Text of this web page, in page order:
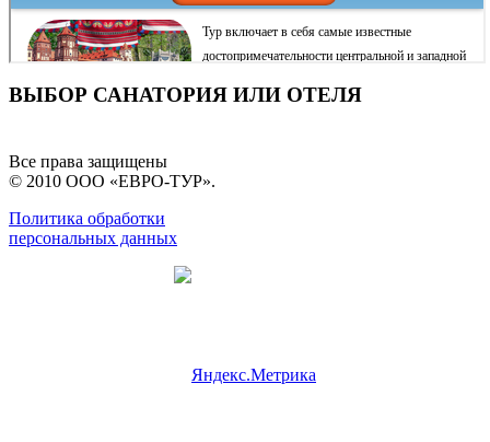
ВЫБОР САНАТОРИЯ ИЛИ ОТЕЛЯ
Все права защищены
© 2010 ООО «ЕВРО-ТУР».
Политика обработки
персональных данных